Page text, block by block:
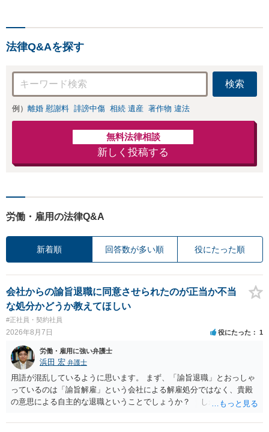
しい地域の皆さまも、
休日対応可】
法律Q&Aを探す
検索
例） 離婚 慰謝料 誹謗中傷 相続 遺産 著作物 違法
無料法律相談
新しく投稿する
労働・雇用の法律Q&A
新着順 回答数が多い順 役にたった順
会社からの諭旨退職に同意させられたのが正当か不当
な処分かどうか教えてほしい
#正社員・契約社員
2026年8月7日 役にたった 1
労働・雇用に強い弁護士
浜田 宏 弁護士
用語が混乱しているように思います。 まず、「諭旨退職」とおっしゃ
っているのは「諭旨解雇」という会社による解雇処分ではなく、貴殿
の意思による自主的な退職ということでしょうか？ しかし、記載さ
す。 その場合、解雇には客観的で合理的な理由が必要であり、かつ